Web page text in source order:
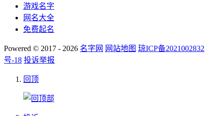
游戏名字
网名大全
免费起名
Powered © 2017 - 2026 名字网 网站地图 琼ICP备2021002832
号-18 投诉举报
回顶